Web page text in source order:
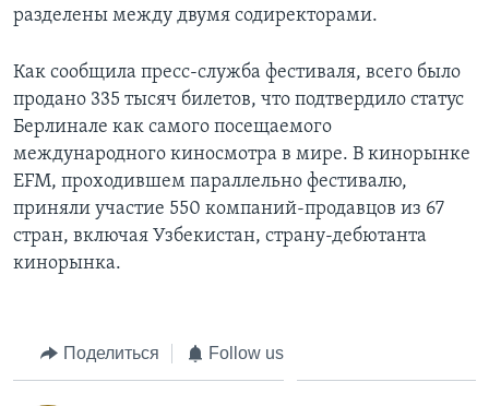
разделены между двумя содиректорами.
Как сообщила пресс-служба фестиваля, всего было
продано 335 тысяч билетов, что подтвердило статус
Берлинале как самого посещаемого
международного киносмотра в мире. В кинорынке
EFM, проходившем параллельно фестивалю,
приняли участие 550 компаний-продавцов из 67
стран, включая Узбекистан, страну-дебютанта
кинорынка.
Поделиться Follow us